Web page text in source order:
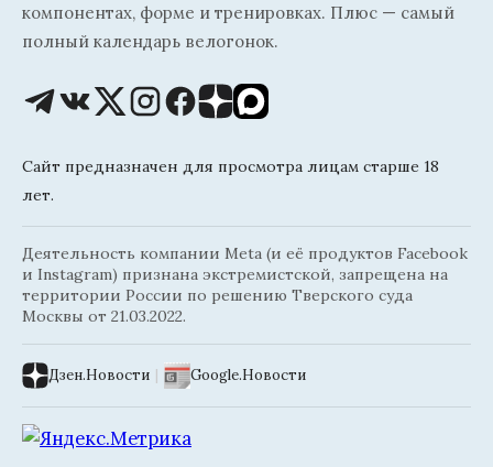
компонентах, форме и тренировках. Плюс — самый
полный календарь велогонок.
Сайт предназначен для просмотра лицам старше 18
лет.
Деятельность компании Meta (и её продуктов Facebook
и Instagram) признана экстремистской, запрещена на
территории России по решению Тверского суда
Москвы от 21.03.2022.
Дзен.Новости | Google.Новости